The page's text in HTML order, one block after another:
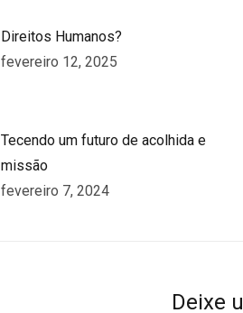
Direitos Humanos?
fevereiro 12, 2025
Tecendo um futuro de acolhida e
missão
fevereiro 7, 2024
Deixe